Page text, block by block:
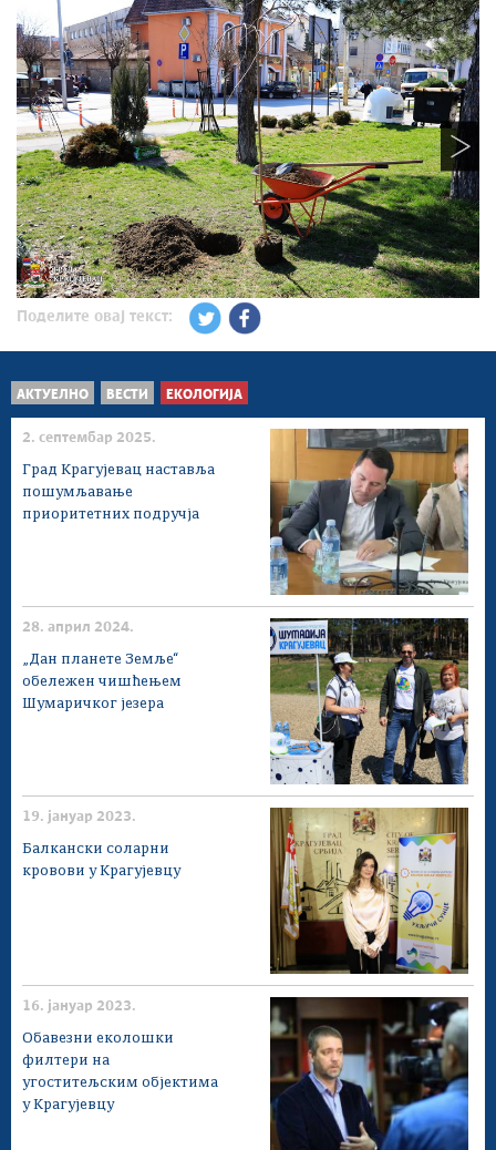
Поделите овај текст:
АКТУЕЛНО ВЕСТИ ЕКОЛОГИЈА
2. септембар 2025.
Град Крагујевац наставља
пошумљавање
приоритетних подручја
28. април 2024.
„Дан планете Земље“
обележен чишћењем
Шумаричког језера
19. јануар 2023.
Балкански соларни
кровови у Крагујевцу
16. јануар 2023.
Обавезни еколошки
филтери на
угоститељским објектима
у Крагујевцу